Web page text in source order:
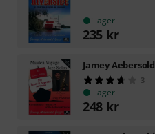
i lager
235 kr
Jamey Aebersold
3
i lager
248 kr